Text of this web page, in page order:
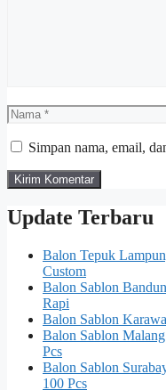
Nama
Simpan nama, email,
Update Terbaru
Balon Tepuk
Custom
Balon Sablon
Rapi
Balon Sablon
Balon Sablon
Pcs
Balon Sablon
100 Pcs